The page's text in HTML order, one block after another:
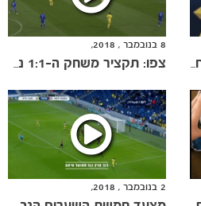
8 בנובמבר , 2018,
צפו: תקציר משחק ה-1:1 נגד סיגמה אולומוץ
גיא צרפתי לאחר משחק החוץ נגד סיגמה אולומוץ
2 בנובמבר , 2018,